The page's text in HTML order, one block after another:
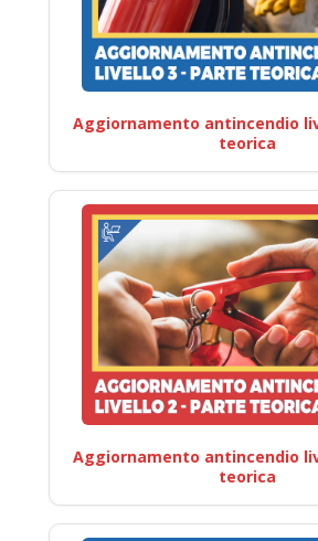
Aggiornamento antincendio
teorica
Aggiornamento antincendio
teorica